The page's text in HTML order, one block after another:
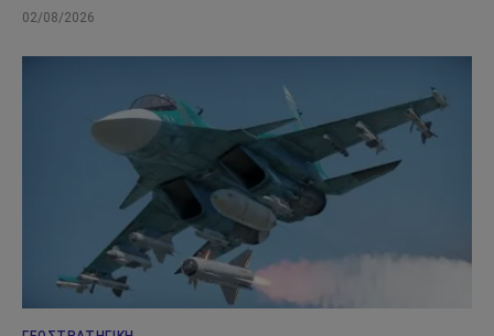
02/08/2026